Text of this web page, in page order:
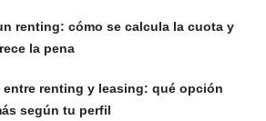
renting: cómo se calcula la cuota y
la pena
entre renting y leasing: qué opción
según tu perfil